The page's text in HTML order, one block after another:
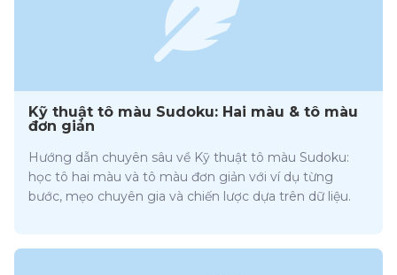
Kỹ thuật tô màu Sudoku: Hai màu & tô màu
đơn giản
Hướng dẫn chuyên sâu về Kỹ thuật tô màu Sudoku:
học tô hai màu và tô màu đơn giản với ví dụ từng
bước, mẹo chuyên gia và chiến lược dựa trên dữ liệu.